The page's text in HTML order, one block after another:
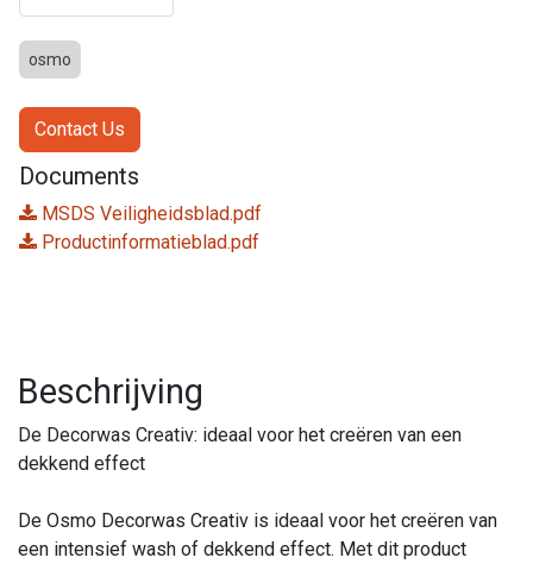
osmo
Contact Us
Documents
MSDS Veiligheidsblad.pdf
Productinformatieblad.pdf
Beschrijving
De Decorwas Creativ: ideaal voor het creëren van een
dekkend effect
De Osmo Decorwas Creativ is ideaal voor het creëren van
een intensief wash of dekkend effect. Met dit product